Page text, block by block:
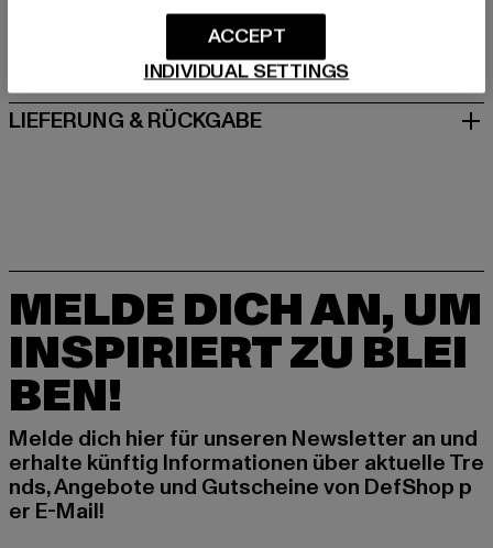
GRÖSSE & PASSFORM
PFLEGEHINWEISE
LIEFERUNG & RÜCKGABE
MELDE DICH AN, UM
INSPIRIERT ZU BLEI
BEN!
Melde dich hier für unseren Newsletter an und
erhalte künftig Informationen über aktuelle Tre
nds, Angebote und Gutscheine von DefShop p
er E-Mail!
INDIVIDUAL SETTINGS
ACCEPT